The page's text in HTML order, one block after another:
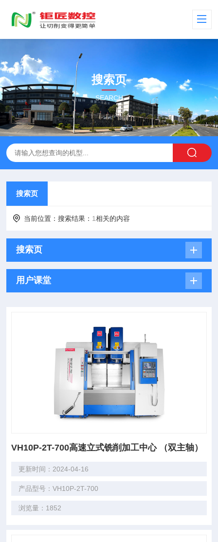
搜索页
SEARCH
搜索页
当前位置：搜索结果： 1相关的内容
搜索页
用户课堂
VH10P-2T-700高速立式铣削加工中心 （双主轴）
更新时间：2024-04-16
产品型号：VH10P-2T-700
浏览量：1852